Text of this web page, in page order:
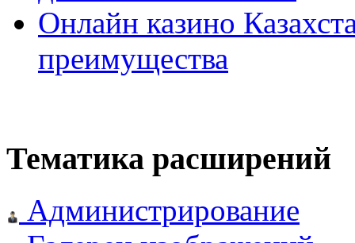
Онлайн казино
преимущества
Тематика расширений
Администрирование